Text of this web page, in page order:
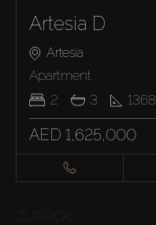
Artesia D
Artesia
Apartment
2
3 1368
AED 1,625,000